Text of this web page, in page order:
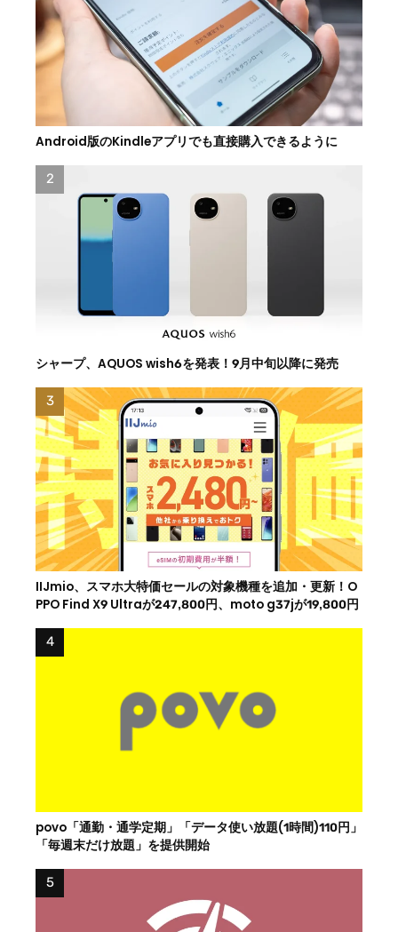
Android版のKindleアプリでも直接購入できるように
シャープ、AQUOS wish6を発表！9月中旬以降に発売
IIJmio、スマホ大特価セールの対象機種を追加・更新！O
PPO Find X9 Ultraが247,800円、moto g37jが19,800円
povo「通勤・通学定期」「データ使い放題(1時間)110円」
「毎週末だけ放題」を提供開始